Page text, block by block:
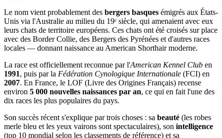
Le nom vient probablement des bergers basques émigrés aux États-
Unis via l'Australie au milieu du 19ᵉ siècle, qui amenaient avec eux
leurs chats de territoire européens. Ces chats ont été croisés sur place
avec des Border Collie, des Bergers des Pyrénées et d'autres races
locales — donnant naissance au American Shorthair moderne.
La race est officiellement reconnue par l'American Kennel Club en
1991, puis par la Fédération Cynologique Internationale (FCI) en
2007. En France, le LOF (Livre des Origines Français) recense
environ 5 000 nouvelles naissances par an, ce qui en fait l'une des
dix races les plus populaires du pays.
Son succès récent s'explique par trois choses : sa beauté (les robes
merle bleu et les yeux vairons sont spectaculaires), son intelligence
(top 10 mondial selon les classements de référence) et sa